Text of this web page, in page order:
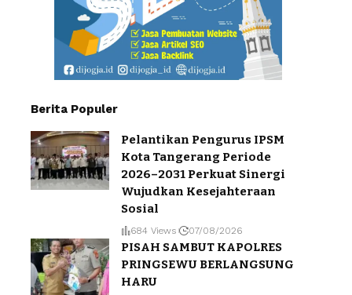
Berita Populer
Pelantikan Pengurus IPSM
Kota Tangerang Periode
2026–2031 Perkuat Sinergi
Wujudkan Kesejahteraan
Sosial
684 Views 07/08/2026
PISAH SAMBUT KAPOLRES
PRINGSEWU BERLANGSUNG
HARU